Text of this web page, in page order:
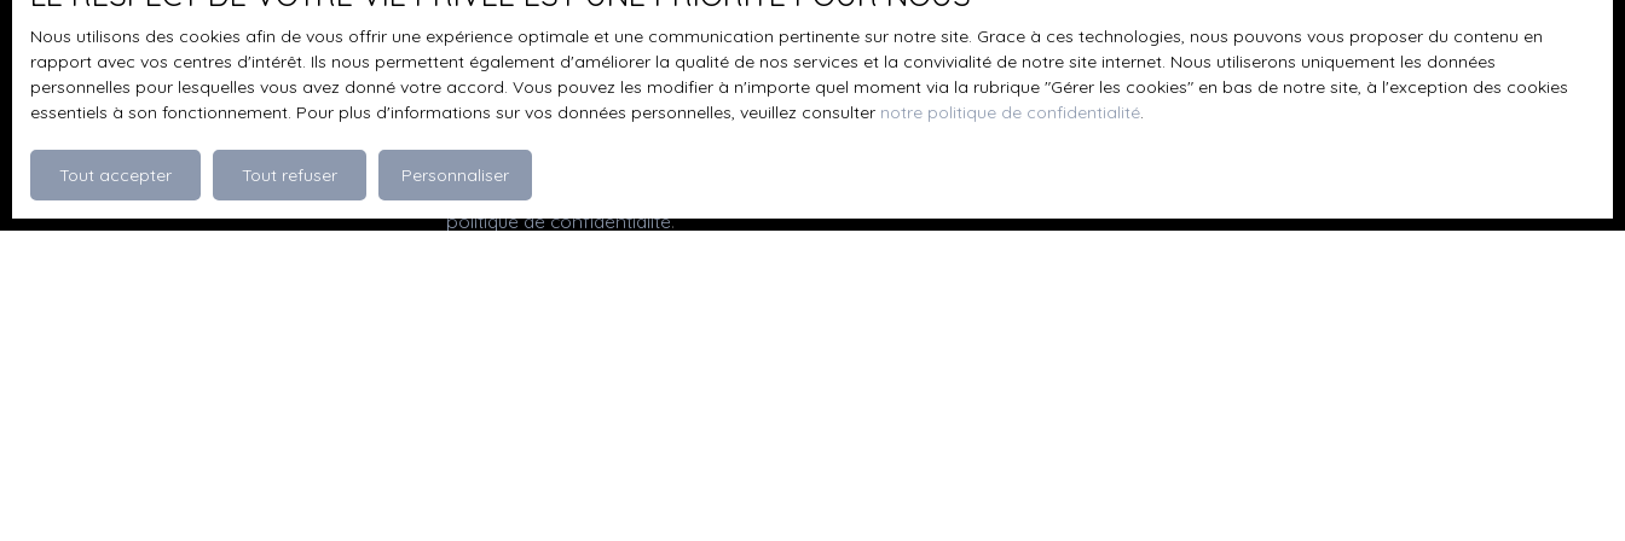
projet souhaitant exploiter les nombreuses
dépendances. Visite virtuelle disponible sur
demande
pouvez vous inscrire gratuitement sur la liste d'opposition au démarchage téléphonique,
prévu par l'article L223-1 du code de la consommation, sur le site Internet
www.bloctel.gouv.fr ou par courrier adressé à :
Pour en savoir plus sur le traitement de vos données personnelles, veuillez consulter notre
politique de confidentialité.
Nous utilisons des cookies afin de vous offrir une expérience optimale et une communication pertinente sur notre site. Grace à ces technologies, nous pouvons vous proposer du contenu en
rapport avec vos centres d'intérêt. Ils nous permettent également d'améliorer la qualité de nos services et la convivialité de notre site internet. Nous utiliserons uniquement les données
personnelles pour lesquelles vous avez donné votre accord. Vous pouvez les modifier à n'importe quel moment via la rubrique ″Gérer les cookies″ en bas de notre site, à l'exception des cookies
essentiels à son fonctionnement. Pour plus d'informations sur vos données personnelles, veuillez consulter notre politique de confidentialité.
Tout accepter Tout refuser Personnaliser